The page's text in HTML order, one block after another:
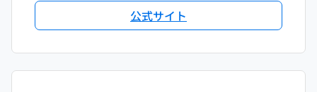
公式サイト